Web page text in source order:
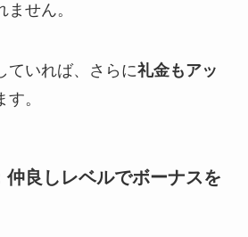
せん。
ていれば、さらに礼金もアッ
。
仲良しレベルでボーナスを